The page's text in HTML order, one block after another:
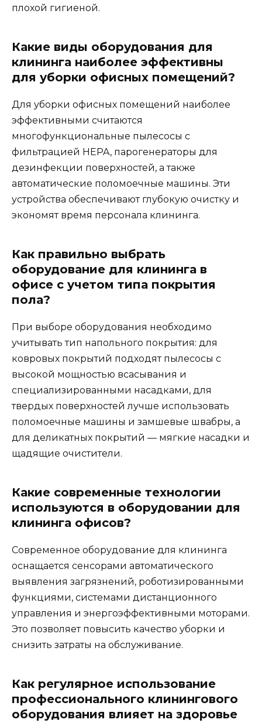
плохой гигиеной.
Какие виды оборудования для
клининга наиболее эффективны
для уборки офисных помещений?
Для уборки офисных помещений наиболее
эффективными считаются
многофункциональные пылесосы с
фильтрацией HEPA, парогенераторы для
дезинфекции поверхностей, а также
автоматические поломоечные машины. Эти
устройства обеспечивают глубокую очистку и
экономят время персонала клининга.
Как правильно выбрать
оборудование для клининга в
офисе с учетом типа покрытия
пола?
При выборе оборудования необходимо
учитывать тип напольного покрытия: для
ковровых покрытий подходят пылесосы с
высокой мощностью всасывания и
специализированными насадками, для
твердых поверхностей лучше использовать
поломоечные машины и замшевые швабры, а
для деликатных покрытий — мягкие насадки и
щадящие очистители.
Какие современные технологии
используются в оборудовании для
клининга офисов?
Современное оборудование для клининга
оснащается сенсорами автоматического
выявления загрязнений, роботизированными
функциями, системами дистанционного
управления и энергоэффективными моторами.
Это позволяет повысить качество уборки и
снизить затраты на обслуживание.
Как регулярное использование
профессионального клинингового
оборудования влияет на здоровье